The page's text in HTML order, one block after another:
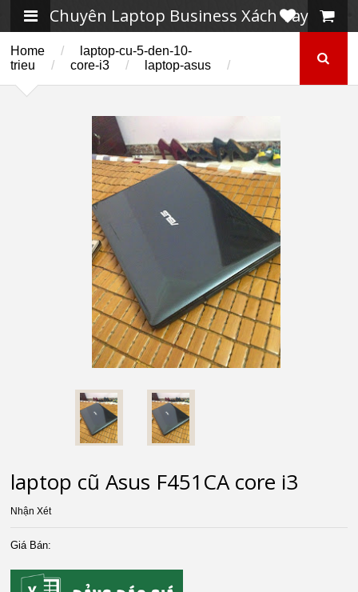
Chuyên Laptop Business Xách Tay
Home /
laptop-cu-5-den-10-
trieu
/ core-i3 / laptop-asus /
laptop cũ Asus F451CA core i3
Nhận Xét
Giá Bán: